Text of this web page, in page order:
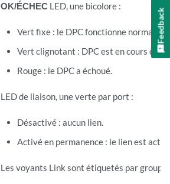
OK/ÉCHEC LED, une bicolore :
Vert fixe : le DPC fonctionne
Vert clignotant : DPC est en cours de
Rouge : le DPC a échoué.
LED de liaison, une verte par port :
Désactivé : aucun lien.
Activé en permanence : le lien est actif.
Les voyants Link sont étiquetés par
Feedback